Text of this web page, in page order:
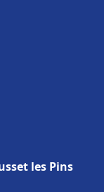
les Pins